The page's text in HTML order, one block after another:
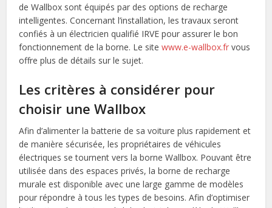
de Wallbox sont équipés par des options de recharge
intelligentes. Concernant l’installation, les travaux seront
confiés à un électricien qualifié IRVE pour assurer le bon
fonctionnement de la borne. Le sitewww.e-wallbox.fr vous
offre plus de détails sur le sujet.
Les critères à considérer pour
choisir une Wallbox
Afin d’alimenter la batterie de sa voiture plus rapidement et
de manière sécurisée, les propriétaires de véhicules
électriques se tournent vers la borne Wallbox. Pouvant être
utilisée dans des espaces privés, la borne de recharge
murale est disponible avec une large gamme de modèles
pour répondre à tous les types de besoins. Afin d’optimiser